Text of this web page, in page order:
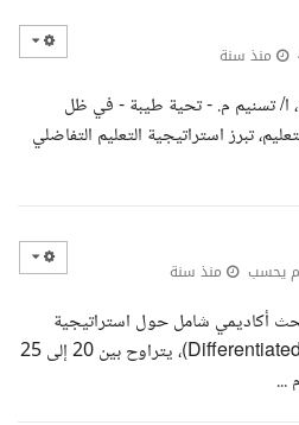
منذ سنة
ا/ تسنيم م. - تحية طيبة - في ظل
تبرز استراتيجية التعليم التفاضلي
يحسب منذ سنة
أكاديمي شامل حول استراتيجية
التعليم التفاضلي (Differentiated Instruction)، يتراوح بين 20 إلى 25
...